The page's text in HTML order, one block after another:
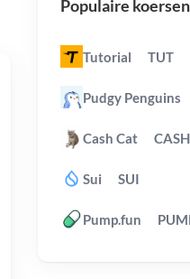
Populaire koersen
Tutorial TUT
Pudgy Penguins
Cash Cat
Sui SUI
Pump.fun